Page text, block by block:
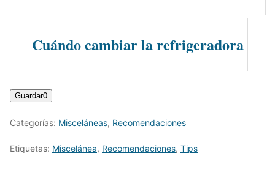
Cuándo cambiar la refrigeradora
Guardar0
Categorías: Misceláneas, Recomendaciones
Etiquetas: Miscelánea, Recomendaciones, Tips